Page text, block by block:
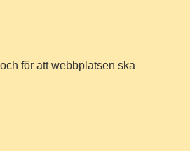
för att webbplatsen ska